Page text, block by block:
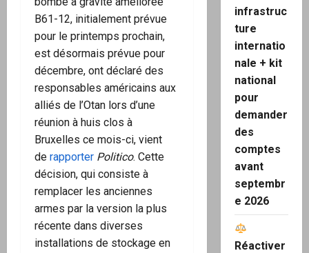
B61-12, initialement prévue
pour le printemps prochain,
est désormais prévue pour
décembre, ont déclaré des
responsables américains aux
alliés de l’Otan lors d’une
réunion à huis clos à
Bruxelles ce mois-ci, vient
de rapporter Politico. Cette
décision, qui consiste à
remplacer les anciennes
armes par la version la plus
récente dans diverses
installations de stockage en
infrastruc
ture
internatio
nale + kit
national
pour
demander
des
comptes
avant
septembr
e 2026
Réactiver